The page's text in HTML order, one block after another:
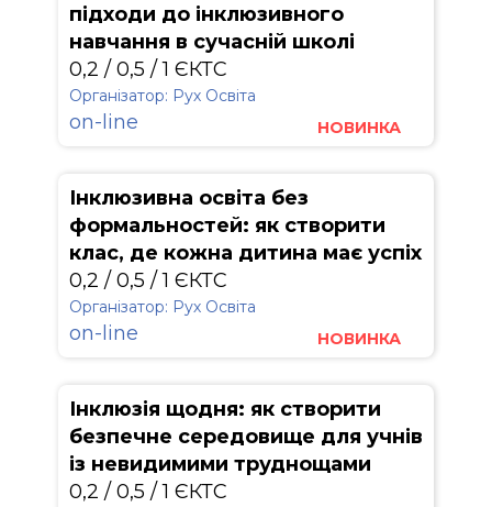
підходи до інклюзивного
навчання в сучасній школі
0,2 / 0,5 / 1 ЄКТС
Організатор: Рух Освіта
on-line НОВИНКА
Інклюзивна освіта без
формальностей: як створити
клас, де кожна дитина має успіх
0,2 / 0,5 / 1 ЄКТС
Організатор: Рух Освіта
on-line НОВИНКА
Інклюзія щодня: як створити
безпечне середовище для учнів
із невидимими труднощами
0,2 / 0,5 / 1 ЄКТС